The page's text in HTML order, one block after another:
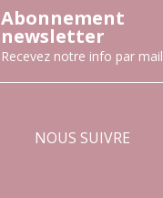
Abonnement
newsletter
Recevez notre info par mail
NOUS SUIVRE